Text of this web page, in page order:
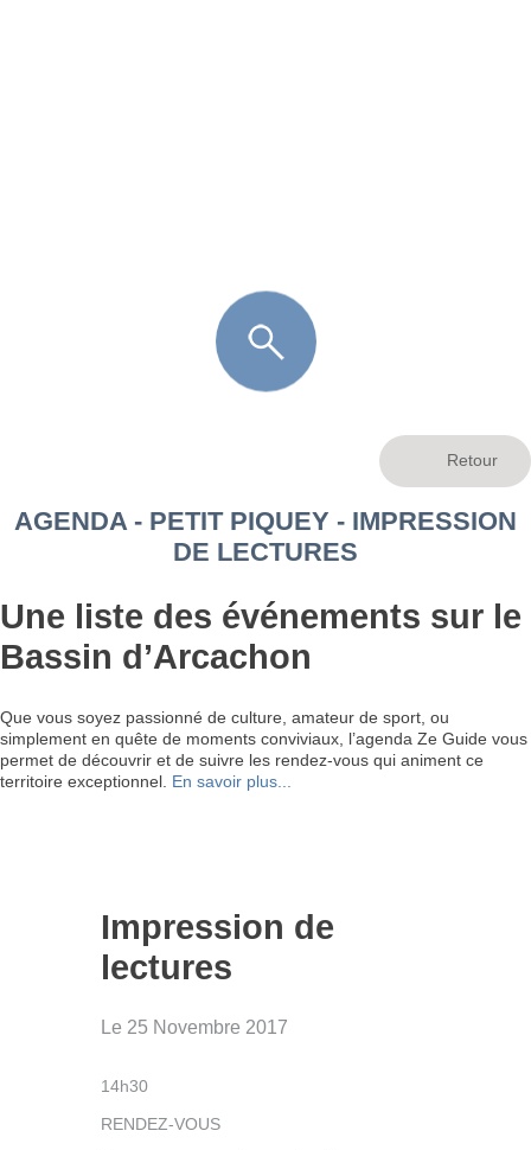
AGENDA - PETIT PIQUEY - IMPRESSION
DE LECTURES
Une liste des événements sur le
Bassin d’Arcachon
Que vous soyez passionné de culture, amateur de sport, ou
simplement en quête de moments conviviaux, l’agenda Ze Guide vous
permet de découvrir et de suivre les rendez-vous qui animent ce
territoire exceptionnel. En savoir plus...
Impression de
lectures
Le 25 Novembre 2017
14h30
RENDEZ-VOUS